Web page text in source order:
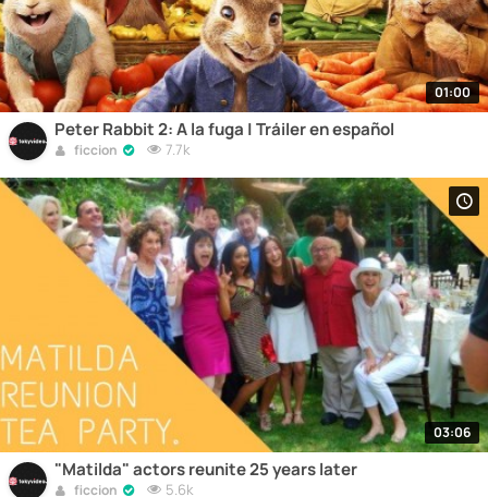
01:00
Peter Rabbit 2: A la fuga | Tráiler en español
ficcion 7.7k
03:06
"Matilda" actors reunite 25 years later
ficcion 5.6k